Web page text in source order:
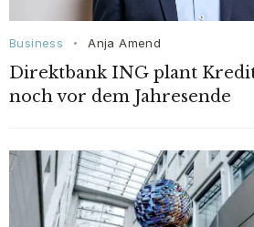
Business • Anja Amend
Direktbank ING plant
noch vor dem Jahresende